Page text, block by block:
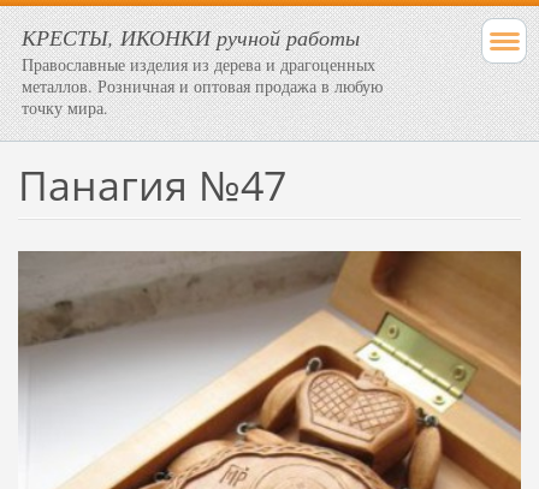
КРЕСТЫ, ИКОНКИ ручной работы
Православные изделия из дерева и драгоценных
металлов. Розничная и оптовая продажа в любую
точку мира.
Панагия №47